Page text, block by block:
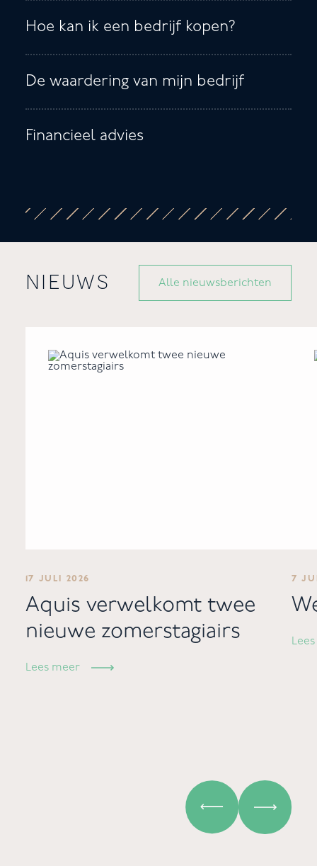
Hoe kan ik een bedrijf kopen?
De waardering van mijn bedrijf
Financieel advies
nieuws Alle nieuwsberichten
17 JULI 2026
Aquis verwelkomt twee
nieuwe zomerstagiairs
Lees meer
7